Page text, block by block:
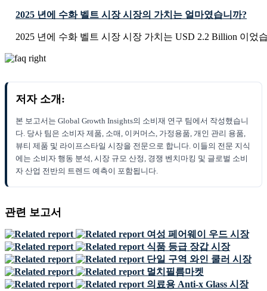
2025 년에 수화 벨트 시장 시장의 가치는 얼마였습니까?
2025 년에 수화 벨트 시장 시장 가치는 USD 2.2 Billion 이었
저자 소개:
본 보고서는 Global Growth Insights의 소비재 연구 팀에서 작성했습니
다. 당사 팀은 소비자 제품, 소매, 이커머스, 가정용품, 개인 관리 용품,
뷰티 제품 및 라이프스타일 시장을 전문으로 합니다. 이들의 전문 지식
에는 소비자 행동 분석, 시장 규모 산정, 경쟁 벤치마킹 및 글로벌 소비
자 산업 전반의 트렌드 예측이 포함됩니다.
관련 보고서
여성 페어웨이 우드 시장
식품 등급 장갑 시장
단일 구역 와인 쿨러 시장
멀치필름마켓
의료용 Anti-x Glass 시장